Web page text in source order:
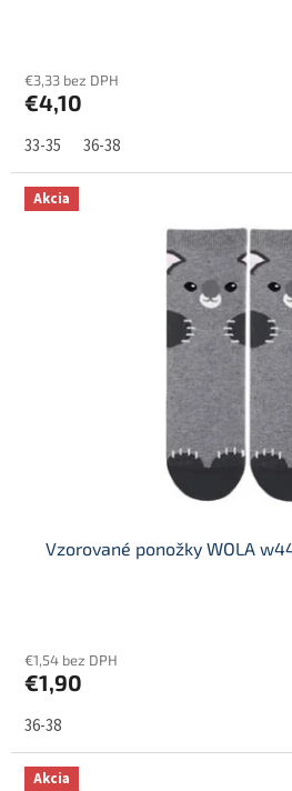
€3,33 bez DPH
€4,10
33-35 36-38
Akcia
Vzorované ponožky WOLA
€1,54 bez DPH
€1,90
36-38
Akcia